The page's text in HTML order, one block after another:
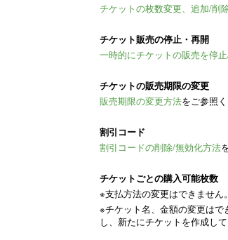
チケットの枚数変更、追加/削
チケット販売の停止・再開
一時的にチケットの販売を停
チケットの販売期限の変更
販売期限の変更方法をご参照く
割引コード
割引コードの削除/無効化方法
チケットごとの購入可能枚数
※支払方法の変更はできません。
※チケット名、金額の変更は
し、新たにチケットを作成し